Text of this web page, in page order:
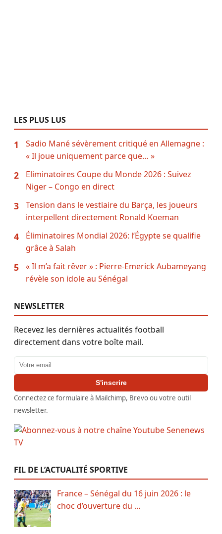
LES PLUS LUS
1
Sadio Mané sévèrement critiqué en Allemagne :
« Il joue uniquement parce que… »
2
Eliminatoires Coupe du Monde 2026 : Suivez
Niger – Congo en direct
3
Tension dans le vestiaire du Barça, les joueurs
interpellent directement Ronald Koeman
4
Éliminatoires Mondial 2026: l’Égypte se qualifie
grâce à Salah
5
« Il m’a fait rêver » : Pierre-Emerick Aubameyang
révèle son idole au Sénégal
NEWSLETTER
Recevez les dernières actualités football
directement dans votre boîte mail.
Adresse email
S'inscrire
Connectez ce formulaire à Mailchimp, Brevo ou votre outil
newsletter.
FIL DE L’ACTUALITÉ SPORTIVE
France – Sénégal du 16 juin 2026 : le
choc d’ouverture du …